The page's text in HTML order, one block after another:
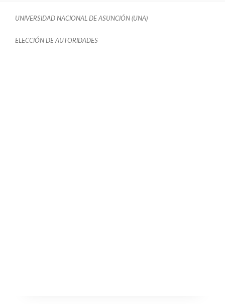
UNIVERSIDAD NACIONAL DE ASUNCIÓN (UNA)
ELECCIÓN DE AUTORIDADES